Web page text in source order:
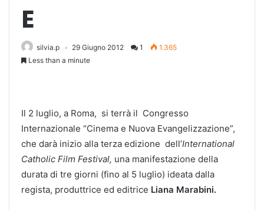
E
silvia.p 29 Giugno 2012 1
1.365
Less than a minute
Il 2 luglio, a Roma, si terrà il Congresso
Internazionale “Cinema e Nuova Evangelizzazione”,
che darà inizio alla terza edizione dell’International
Catholic Film Festival, una manifestazione della
durata di tre giorni (fino al 5 luglio) ideata dalla
regista, produttrice ed editrice Liana Marabini.